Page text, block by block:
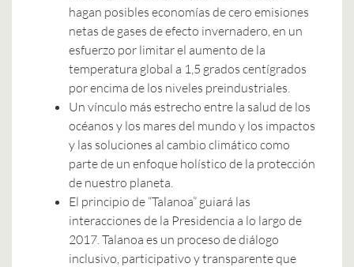
hagan posibles economías de cero emisiones
netas de gases de efecto invernadero, en un
esfuerzo por limitar el aumento de la
temperatura global a 1,5 grados centígrados
por encima de los niveles preindustriales.
Un vínculo más estrecho entre la salud de los
océanos y los mares del mundo y los impactos
y las soluciones al cambio climático como
parte de un enfoque holístico de la protección
de nuestro planeta.
El principio de “Talanoa” guiará las
interacciones de la Presidencia a lo largo de
2017. Talanoa es un proceso de diálogo
inclusivo, participativo y transparente que